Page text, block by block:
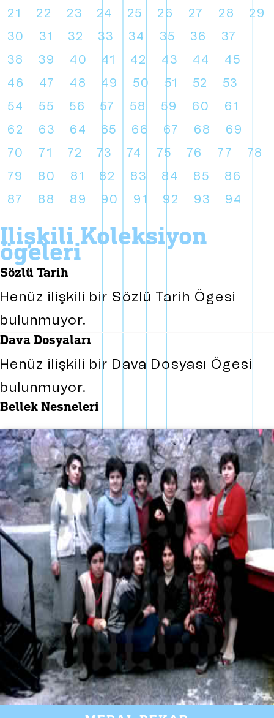
21
22 23 24 25 26 27 28
29
30
31 32 33 34 35 36
37
38
39 40 41 42 43 44
45
46
47 48 49 50 51 52
53
54
55 56 57 58 59 60
61
62
63 64 65 66 67 68
69
70
71 72 73 74 75 76 77
78
79
80 81 82 83 84 85
86
87
88 89 90 91 92 93 94
i̇lişkili koleksiyon
ögeleri
sözlü tarih
Henüz ilişkili bir Sözlü Tarih Ögesi
bulunmuyor.
dava dosyaları
Henüz ilişkili bir Dava Dosyası Ögesi
bulunmuyor.
bellek nesneleri